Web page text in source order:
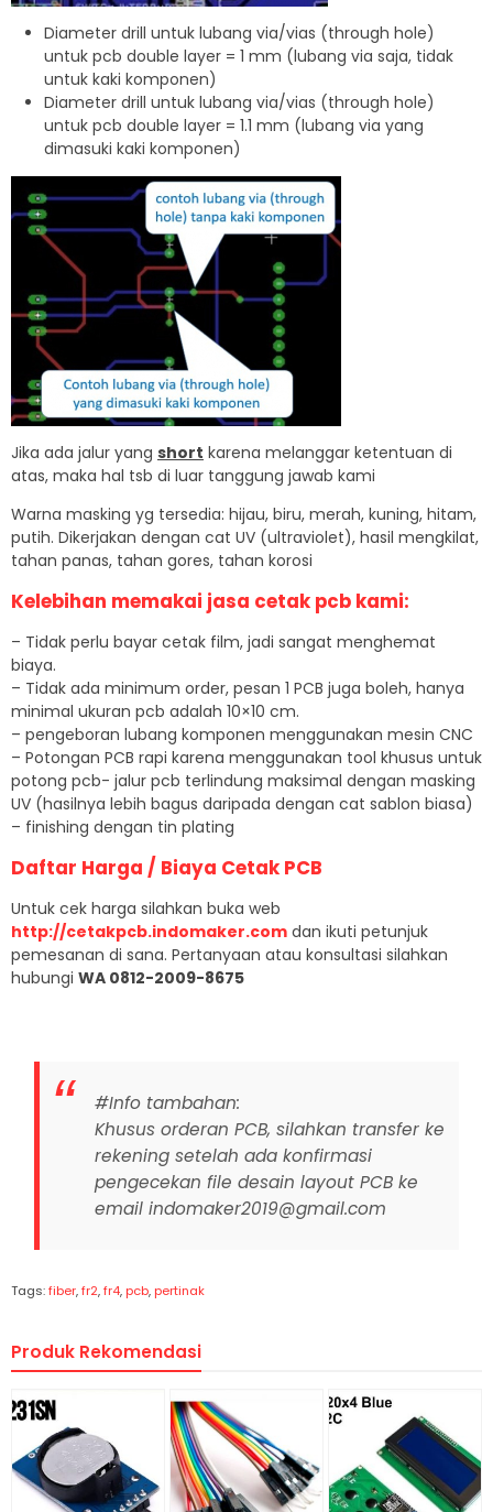
Diameter drill untuk lubang via/vias (through hole)
untuk pcb double layer = 1 mm (lubang via saja, tidak
untuk kaki komponen)
Diameter drill untuk lubang via/vias (through hole)
untuk pcb double layer = 1.1 mm (lubang via yang
dimasuki kaki komponen)
Jika ada jalur yang short karena melanggar ketentuan di
atas, maka hal tsb di luar tanggung jawab kami
Warna masking yg tersedia: hijau, biru, merah, kuning, hitam,
putih. Dikerjakan dengan cat UV (ultraviolet), hasil mengkilat,
tahan panas, tahan gores, tahan korosi
Kelebihan memakai jasa cetak pcb kami:
– Tidak perlu bayar cetak film, jadi sangat menghemat
biaya.
– Tidak ada minimum order, pesan 1 PCB juga boleh, hanya
minimal ukuran pcb adalah 10×10 cm.
– pengeboran lubang komponen menggunakan mesin CNC
– Potongan PCB rapi karena menggunakan tool khusus untuk
potong pcb- jalur pcb terlindung maksimal dengan masking
UV (hasilnya lebih bagus daripada dengan cat sablon biasa)
– finishing dengan tin plating
Daftar Harga / Biaya Cetak PCB
Untuk cek harga silahkan buka web
http://cetakpcb.indomaker.com dan ikuti petunjuk
pemesanan di sana. Pertanyaan atau konsultasi silahkan
hubungi WA 0812-2009-8675
#Info tambahan:
Khusus orderan PCB, silahkan transfer ke
rekening setelah ada konfirmasi
pengecekan file desain layout PCB ke
email indomaker2019@gmail.com
Tags:fiber,fr2,fr4, pcb, pertinak
Produk Rekomendasi